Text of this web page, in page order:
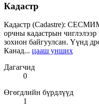
Кадастр
Кадастр (Cadastre):
орчны кадастрын чиглэлээр
зохион байгуулсан. Үүнд
Канад... цааш унших
Дагагчид
0
Өгөгдлийн бүрдлүүд
1